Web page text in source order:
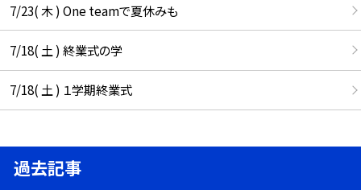
7/23( 木 ) One teamで夏休みも
7/18( 土 ) 終業式の学
7/18( 土 ) １学期終業式
過去記事